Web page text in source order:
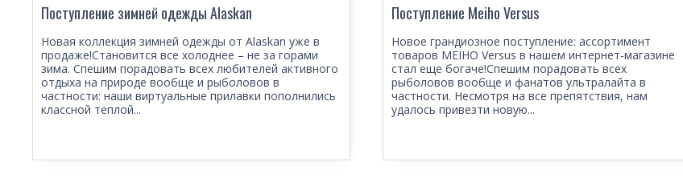
Поступление зимней одежды Alaskan
Новая коллекция зимней одежды от Alaskan уже в
продаже!Становится все холоднее – не за горами
зима. Спешим порадовать всех любителей активного
отдыха на природе вообще и рыболовов в
частности: наши виртуальные прилавки пополнились
классной теплой...
Поступление Meiho Versus
Новое грандиозное поступление: ассортимент
товаров MEIHO Versus в нашем интернет-магазине
стал еще богаче!Спешим порадовать всех
рыболовов вообще и фанатов ультралайта в
частности. Несмотря на все препятствия, нам
удалось привезти новую...